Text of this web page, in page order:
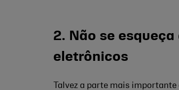
2. Não se
eletrônicos
Talvez a parte mais